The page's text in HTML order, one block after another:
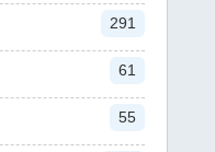
291
61
55